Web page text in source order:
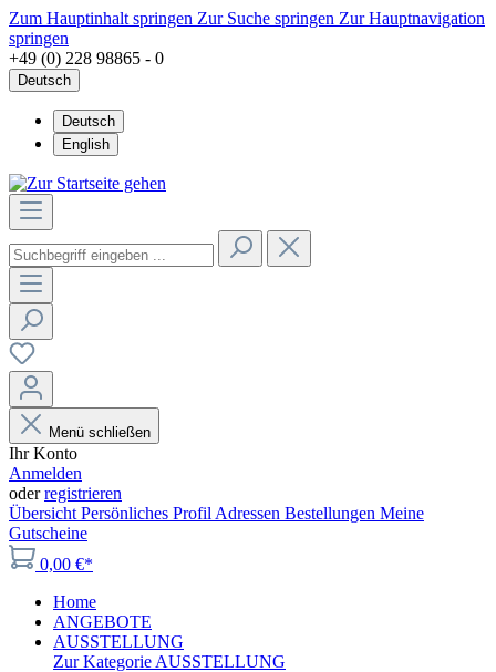
Zum Hauptinhalt springen Zur Suche springen Zur Hauptnavigation
springen
+49 (0) 228 98865 - 0
Deutsch
Deutsch
English
Menü schließen
Ihr Konto
Anmelden
oderregistrieren
Übersicht Persönliches Profil Adressen Bestellungen Meine
Gutscheine
0,00 €*
Home
ANGEBOTE
AUSSTELLUNG
Zur Kategorie AUSSTELLUNG